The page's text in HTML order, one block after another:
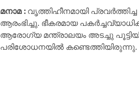
മനാമ :വൃത്തിഹീനമായി
ആരംഭിച്ചു. ഭീകരമായ
ആരോഗ്യ മന്ത്രാലയം അടച്ചു
പരിശോധനയിൽ കണ്ടെത്തിയിരുന്നു.